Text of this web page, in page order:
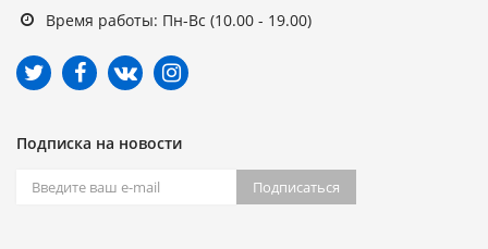
Время работы: Пн-Вс (10.00 - 19.00)
Подписка на новости
Подписаться